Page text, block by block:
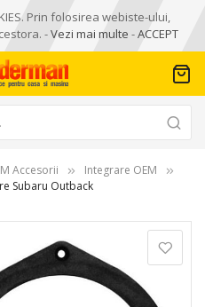
Prin folosirea webiste-ului,
-Vezi mai multe -ACCEPT
Accesorii
Integrare OEM
Subaru Outback